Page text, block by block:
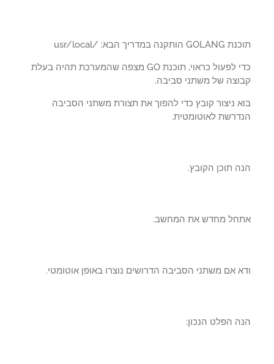
כדי לפעול כראוי, תוכנת GO מצפה שהמערכת תהיה בעלת
של משתני סביבה.
ניצור קובץ כדי להפוך את תצורת משתני הסביבה
לאוטומטית.
תוכן הקובץ.
מחדש את המחשב.
אם משתני הסביבה הדרושים נוצרו באופן אוטומטי.
הפלט הנכון: